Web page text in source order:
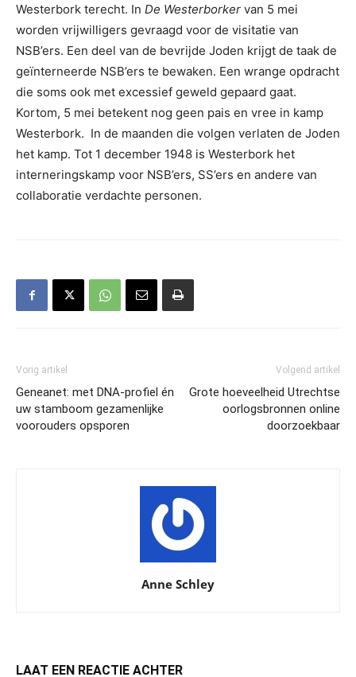
Westerbork terecht. In De Westerborker van 5 mei
worden vrijwilligers gevraagd voor de visitatie van
NSB’ers. Een deel van de bevrijde Joden krijgt de taak de
geïnterneerde NSB’ers te bewaken. Een wrange opdracht
die soms ook met excessief geweld gepaard gaat.
Kortom, 5 mei betekent nog geen pais en vree in kamp
Westerbork. In de maanden die volgen verlaten de Joden
het kamp. Tot 1 december 1948 is Westerbork het
interneringskamp voor NSB’ers, SS’ers en andere van
collaboratie verdachte personen.
Vorig artikel
Geneanet: met DNA-profiel én
uw stamboom gezamenlijke
voorouders opsporen
Volgend artikel
Grote hoeveelheid Utrechtse
oorlogsbronnen online
doorzoekbaar
Anne Schley
LAAT EEN REACTIE ACHTER